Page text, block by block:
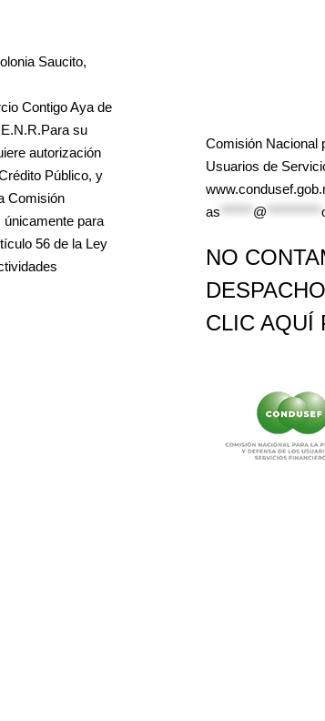
Saucito,
Contigo Aya de
su
autorización
Público, y
Comisión
únicamente para
56 de la Ley
Comisión Nacional
Usuarios de
as
@
NO
CLIC AQUÍ